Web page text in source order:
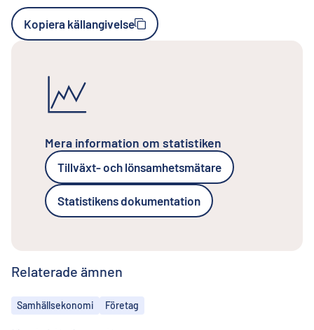
Kopiera källangivelse
Mera information om statistiken
Tillväxt- och lönsamhetsmätare
Statistikens dokumentation
Relaterade ämnen
Ämnen
Samhällsekonomi Företag